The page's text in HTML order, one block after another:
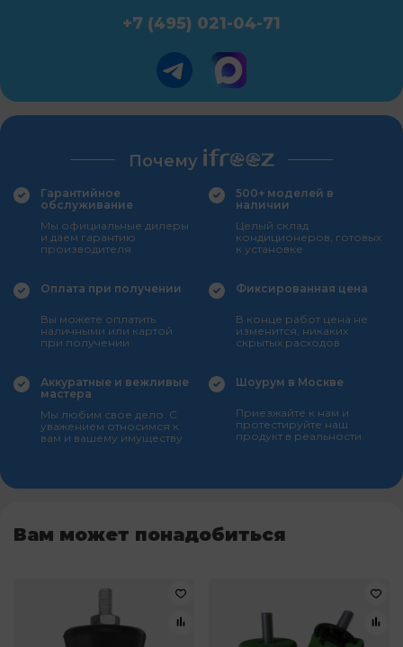
+7 (495) 021-04-71
Почему
Гарантийное
обслуживание
Мы официальные дилеры
и даем гарантию
производителя
500+ моделей в
наличии
Целый склад
кондиционеров, готовых
к установке
Оплата при получении
Вы можете оплатить
наличными или картой
при получении
Фиксированная цена
В конце работ цена не
изменится, никаких
скрытых расходов
Аккуратные и вежливые
мастера
Мы любим свое дело. С
уважением относимся к
вам и вашему имуществу
Шоурум в Москве
Приезжайте к нам и
протестируйте наш
продукт в реальности
Вам может понадобиться